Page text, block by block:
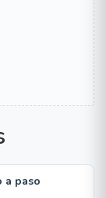
a paso